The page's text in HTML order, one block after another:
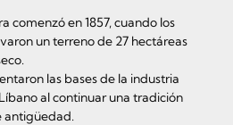
comenzó en 1857, cuando los
un terreno de 27 hectáreas
las bases de la industria
al continuar una tradición
antigüedad.